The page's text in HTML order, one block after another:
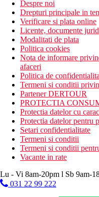
Despre noi
Drepturi principale in
Verificare si plata online
Licente, documente
Modalitati de plata
Politica cookies
Nota de informare
afaceri
Politica de
Termeni si conditii
Partener DERTOUR
PROTECTIA
Protectia datelor cu
Protectia datelor pentru
Setari confidentialitate
Termeni si conditii
Termeni si conditii
Vacante in rate
Lu - Vi 8am-20pm l Sb 9am-
031 22 99 222